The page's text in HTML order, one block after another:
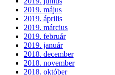
2019. május
2019. április
2019. március
2019. február
2019. január
2018. december
2018. november
2018. október